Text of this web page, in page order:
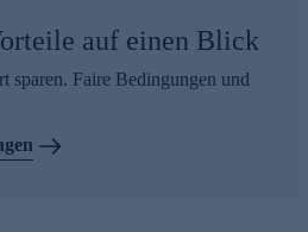
auf einen Blick
sparen. Faire Bedingungen und